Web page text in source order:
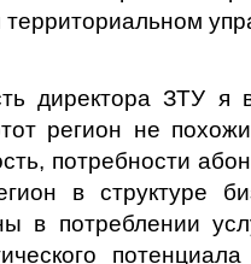
директора ЗТУ я
регион не
потребности
в структуре
в потреблении